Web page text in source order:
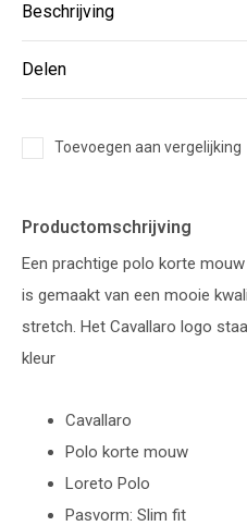
Beschrijving
Delen
Toevoegen aan vergelijking
Productomschrijving
Een prachtige polo korte
is gemaakt van een mooie
stretch. Het Cavallaro logo
kleur
Cavallaro
Polo korte mouw
Loreto Polo
Pasvorm: Slim fit